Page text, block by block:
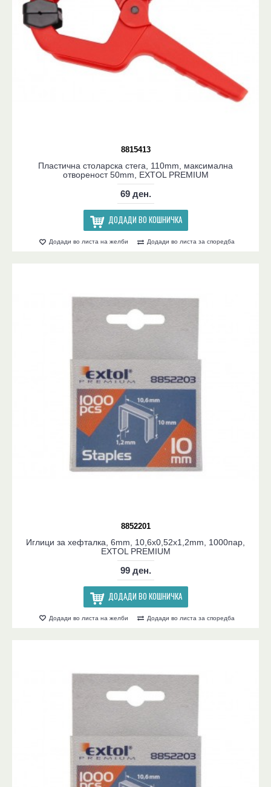
8815413
Пластична столарска стега, 110mm, максимална
отвореност 50mm, EXTOL PREMIUM
69 ден.
ДОДАДИ ВО КОШНИЧКА
Додади во листа на желби Додади во листа за споредба
8852201
Иглици за хефталка, 6mm, 10,6x0,52x1,2mm, 1000пар,
EXTOL PREMIUM
99 ден.
ДОДАДИ ВО КОШНИЧКА
Додади во листа на желби Додади во листа за споредба